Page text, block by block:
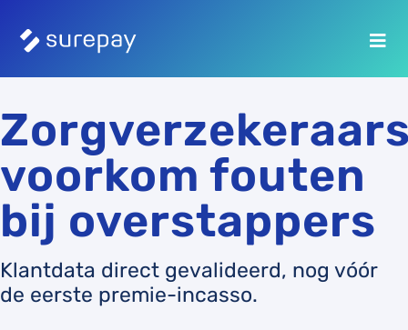
voorkom fouten
bij overstappers
Klantdata direct gevalideerd, nog vóór
de eerste premie-incasso.